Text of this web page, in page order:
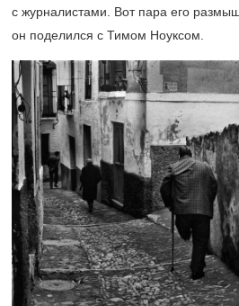
с журналистами. Вот пара его
он поделился с Тимом Ноуксом.